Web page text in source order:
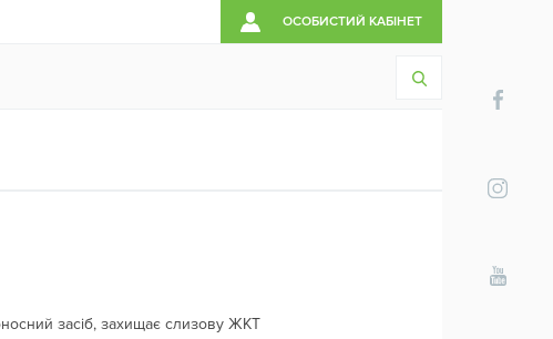
ОСОБИСТИЙ КАБІНЕТ
засіб, захищає слизову ЖКТ